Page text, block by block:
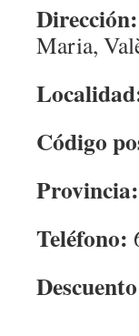
Dirección:
Maria,
Código
Provincia:
Teléfono: